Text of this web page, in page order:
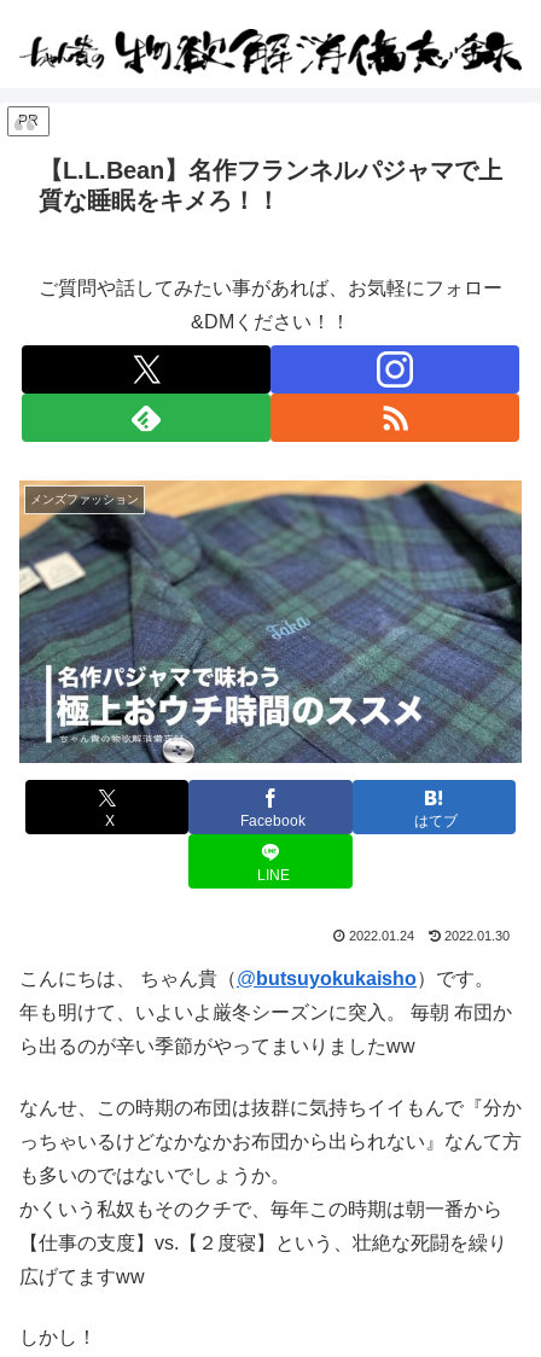
PR
【L.L.Bean】名作フランネルパジャマで上
質な睡眠をキメろ！！
ご質問や話してみたい事があれば、お気軽にフォロー
&DMください！！
メンズファッション
X Facebook はてブ
LINE
2022.01.24 2022.01.30
こんにちは、 ちゃん貴（@ butsuyokukaisho）です。
年も明けて、いよいよ厳冬シーズンに突入。 毎朝 布団か
ら出るのが辛い季節がやってまいりましたww
なんせ、この時期の布団は抜群に気持ちイイもんで『分か
っちゃいるけどなかなかお布団から出られない』なんて方
も多いのではないでしょうか。
かくいう私奴もそのクチで、毎年この時期は朝一番から
【仕事の支度】vs.【２度寝】という、壮絶な死闘を繰り
広げてますww
しかし！